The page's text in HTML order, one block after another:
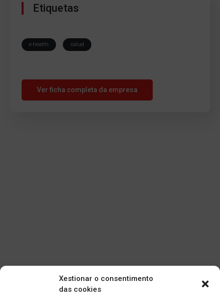
Xestionar o consentimento
das cookies
Etiquetas
e-health salud
Ver ficha completa da empresa